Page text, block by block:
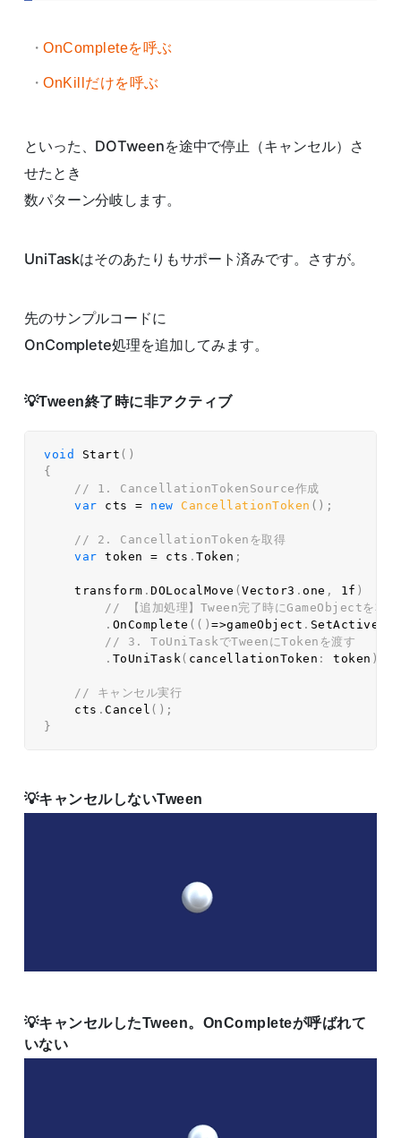
OnCompleteを呼ぶ
OnKillだけを呼ぶ
といった、DOTweenを途中で停止（キャンセル）さ
せたとき
数パターン分岐します。
UniTaskはそのあたりもサポート済みです。さすが。
先のサンプルコードに
OnComplete処理を追加してみます。
Tween終了時に非アクティブ
void Start ( )
{
// 1. CancellationTokenSource作成
var cts = new CancellationToken ( ) ;
// 2. CancellationTokenを取得
var token = cts .Token ;
    transform
.DOLocalMove (Vector3 .one , 1f )
// 【追加処理】Tween完了時にGameObjectを非
. OnComplete ( ( )=>gameObject . SetActive
// 3. ToUniTaskでTweenにTokenを渡す
. ToUniTask( cancellationToken : token )
// キャンセル実行
    cts
.Cancel ( ) ;
}
キャンセルしないTween
キャンセルしたTween。OnCompleteが呼ばれて
いない